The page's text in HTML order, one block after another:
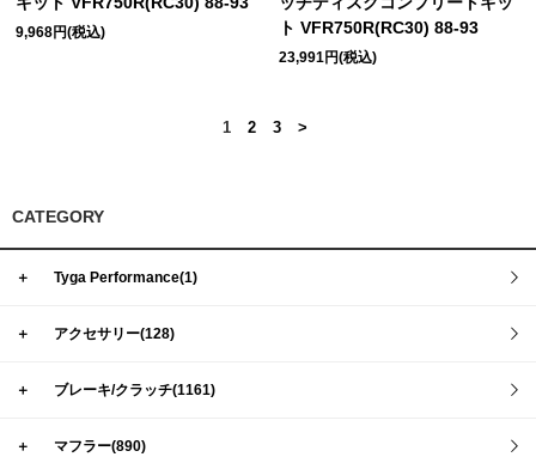
9,968円(税込)
ト VFR750R(RC30) 88-93
23,991円(税込)
1 2 3 >
CATEGORY
＋ Tyga Performance(1)
＋ アクセサリー(128)
＋ ブレーキ/クラッチ(1161)
＋ マフラー(890)